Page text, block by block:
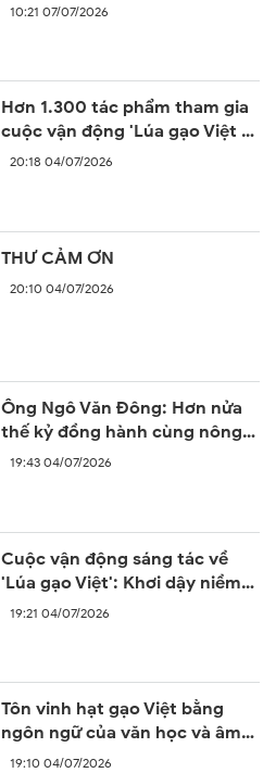
10:21 07/07/2026
Hơn 1.300 tác phẩm tham gia
cuộc vận động 'Lúa gạo Việt –
Nguồn cội và tương lai'
20:18 04/07/2026
THƯ CẢM ƠN
20:10 04/07/2026
Ông Ngô Văn Đông: Hơn nửa
thế kỷ đồng hành cùng nông
dân là nền tảng để Bình Điền
19:43 04/07/2026
Cuộc vận động sáng tác về
'Lúa gạo Việt': Khơi dậy niềm
tự hào hạt gạo Việt Nam
19:21 04/07/2026
Tôn vinh hạt gạo Việt bằng
ngôn ngữ của văn học và âm
nhạc
19:10 04/07/2026